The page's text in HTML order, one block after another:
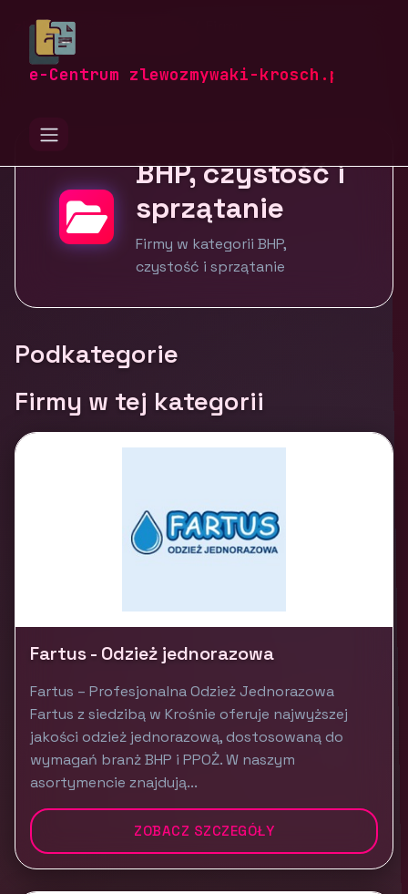
e-Centrum zlewozmywaki-krosch.pl
zlewozmywaki-krosch.pl
BHP, czystość i sprzątanie
BHP, czystość i
sprzątanie
Firmy w kategorii BHP,
czystość i sprzątanie
Podkategorie
Firmy w tej kategorii
Fartus - Odzież jednorazowa
Fartus – Profesjonalna Odzież Jednorazowa
Fartus z siedzibą w Krośnie oferuje najwyższej
jakości odzież jednorazową, dostosowaną do
wymagań branż BHP i PPOŻ. W naszym
asortymencie znajdują...
ZOBACZ SZCZEGÓŁY